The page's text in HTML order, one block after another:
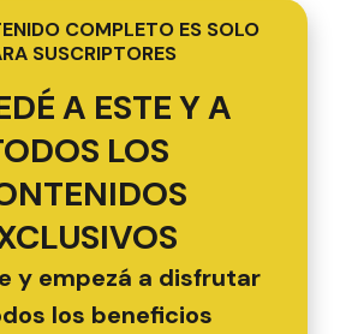
COMPLETO ES SOLO
SUSCRIPTORES
A ESTE Y A
LOS
y empezá a disfrutar
los beneficios